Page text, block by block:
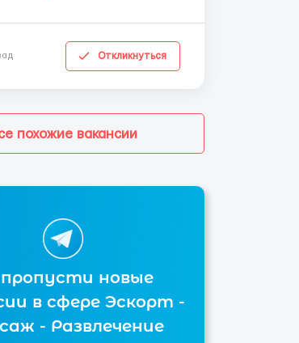
Откликнуться
похожие вакансии
новые
в сфере Эскорт -
- Развлечение